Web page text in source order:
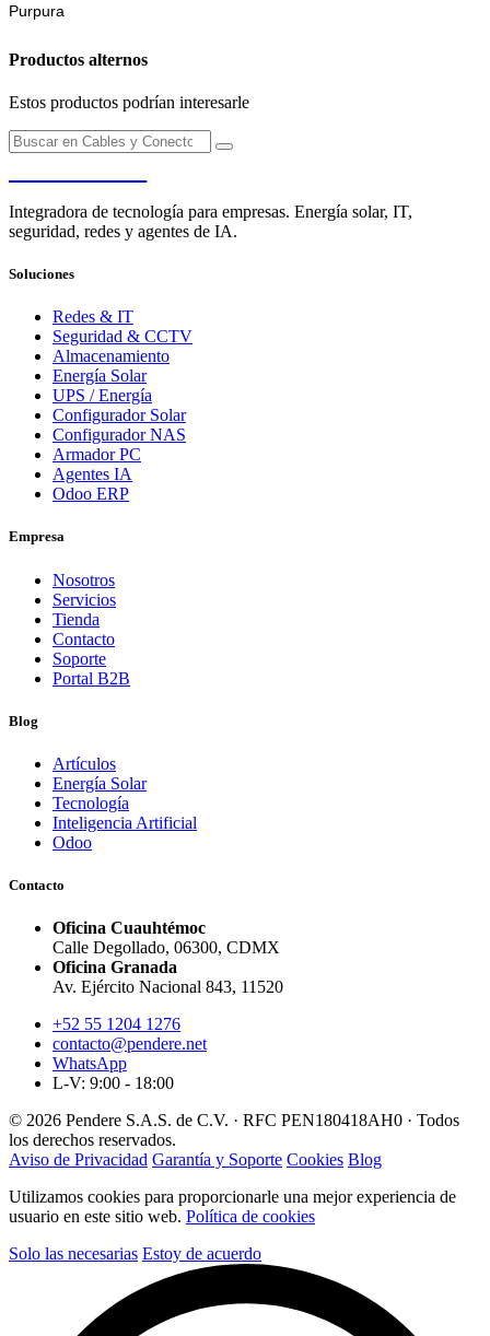
Purpura
Productos alternos
Estos productos podrían interesarle
Integradora de tecnología para empresas. Energía solar, IT,
seguridad, redes y agentes de IA.
Soluciones
Redes & IT
Seguridad & CCTV
Almacenamiento
Energía Solar
UPS / Energía
Configurador Solar
Configurador NAS
Armador PC
Agentes IA
Odoo ERP
Empresa
Nosotros
Servicios
Tienda
Contacto
Soporte
Portal B2B
Blog
Artículos
Energía Solar
Tecnología
Inteligencia Artificial
Odoo
Contacto
Oficina Cuauhtémoc
Calle Degollado, 06300, CDMX
Oficina Granada
Av. Ejército Nacional 843, 11520
+52 55 1204 1276
contacto@pendere.net
WhatsApp
L-V: 9:00 - 18:00
© 2026 Pendere S.A.S. de C.V. · RFC PEN180418AH0 · Todos
los derechos reservados.
Aviso de Privacidad Garantía y Soporte Cookies Blog
Utilizamos cookies para proporcionarle una mejor experiencia de
usuario en este sitio web. Política de cookies
Solo las necesarias Estoy de acuerdo